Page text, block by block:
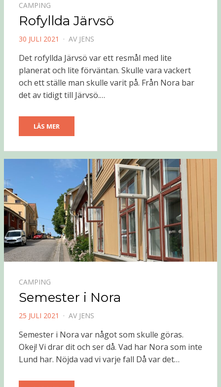
CAMPING
Rofyllda Järvsö
PUBLICERAD
30 JULI 2021 AV JENS
Det rofyllda Järvsö var ett resmål med lite
planerat och lite förväntan. Skulle vara vackert
och ett ställe man skulle varit på. Från Nora bar
det av tidigt till Järvsö.…
LÄS MER
CAMPING
Semester i Nora
PUBLICERAD
25 JULI 2021 AV JENS
Semester i Nora var något som skulle göras.
Okej! Vi drar dit och ser då. Vad har Nora som inte
Lund har. Nöjda vad vi varje fall Då var det…